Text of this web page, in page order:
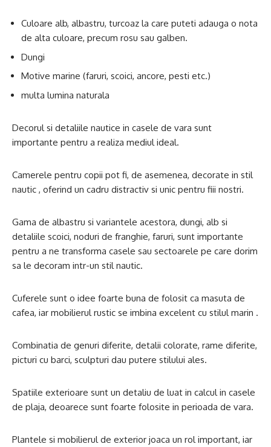
Culoare alb, albastru, turcoaz la care puteti adauga o nota
de alta culoare, precum rosu sau galben.
Dungi
Motive marine (faruri, scoici, ancore, pesti etc.)
multa lumina naturala
Decorul si detaliile nautice in casele de vara sunt
importante pentru a realiza mediul ideal.
Camerele pentru copii pot fi, de asemenea, decorate in stil
nautic , oferind un cadru distractiv si unic pentru fiii nostri.
Gama de albastru si variantele acestora, dungi, alb si
detaliile scoici, noduri de franghie, faruri, sunt importante
pentru a ne transforma casele sau sectoarele pe care dorim
sa le decoram intr-un stil nautic.
Cuferele sunt o idee foarte buna de folosit ca masuta de
cafea, iar mobilierul rustic se imbina excelent cu stilul marin .
Combinatia de genuri diferite, detalii colorate, rame diferite,
picturi cu barci, sculpturi dau putere stilului ales.
Spatiile exterioare sunt un detaliu de luat in calcul in casele
de plaja, deoarece sunt foarte folosite in perioada de vara.
Plantele si mobilierul de exterior joaca un rol important, iar